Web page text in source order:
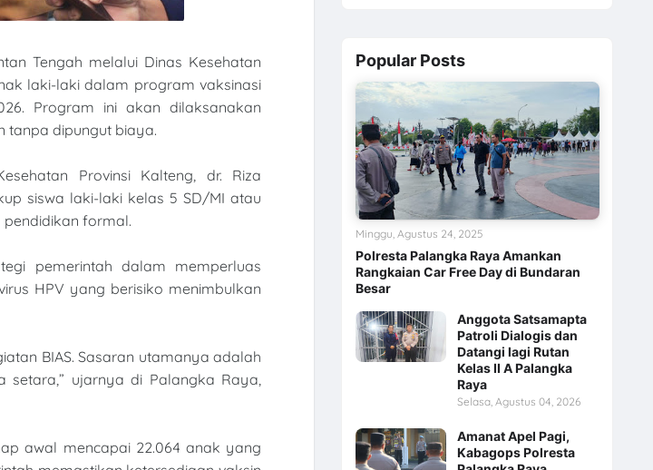
Tengah melalui Dinas Kesehatan
laki-laki dalam program vaksinasi
Program ini akan dilaksanakan
tanpa dipungut biaya.
Provinsi Kalteng, dr. Riza
siswa laki-laki kelas 5 SD/MI atau
pendidikan formal.
pemerintah dalam memperluas
HPV yang berisiko menimbulkan
BIAS. Sasaran utamanya adalah
ujarnya di Palangka Raya,
awal mencapai 22.064 anak yang
Popular Posts
Polresta Palangka Raya Amankan
Rangkaian Car Free Day di Bundaran
Besar
Minggu, Agustus 24, 2025
Anggota Satsamapta
Patroli Dialogis dan
Datangi lagi Rutan
Kelas II A Palangka
Raya
Selasa, Agustus 04, 2026
Amanat Apel Pagi,
Kabagops Polresta